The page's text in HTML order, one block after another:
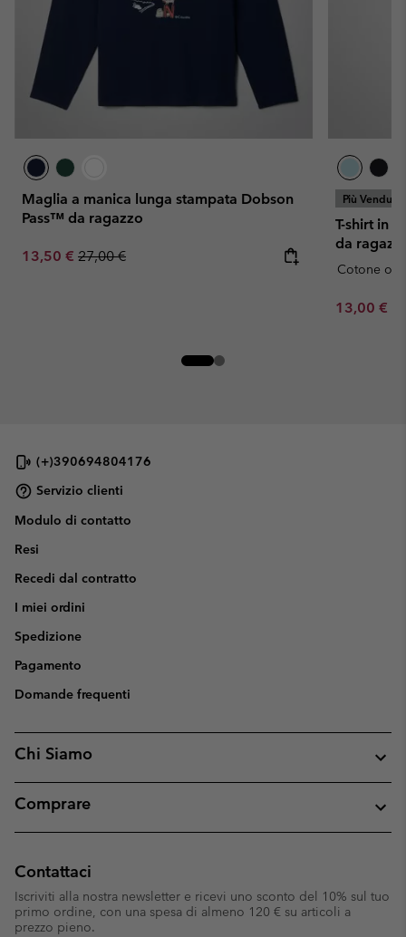
Maglia a manica lunga stampata Dobson
Pass™ da ragazzo
Sale price:
13,50 € Regular price:
27,00 €
Più Venduto
T-shirt in
da
Cotone
Minimum
13,00 €
(+)390694804176
Servizio clienti
Modulo di contatto
Resi
Recedi dal contratto
I miei ordini
Spedizione
Pagamento
Domande frequenti
Chi Siamo
Comprare
Contattaci
Iscriviti alla nostra newsletter e ricevi uno sconto del 10% sul tuo
primo ordine, con una spesa di almeno 120 € su articoli a
prezzo pieno.